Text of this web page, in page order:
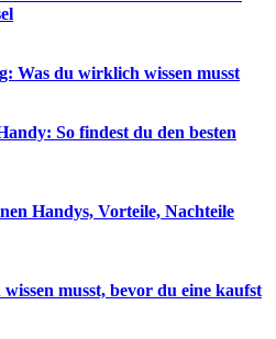
Was du wirklich wissen musst
So findest du den besten
Handys, Vorteile, Nachteile
musst, bevor du eine kaufst